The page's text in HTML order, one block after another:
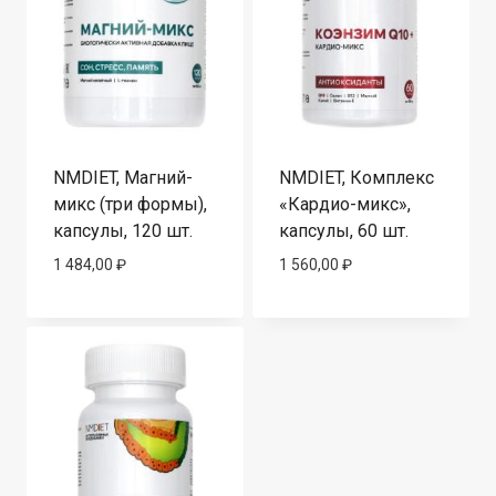
NMDIET, Магний-
микс (три формы),
капсулы, 120 шт.
1 484,00 ₽
NMDIET, Комплекс
«Кардио-микс»,
капсулы, 60 шт.
1 560,00 ₽